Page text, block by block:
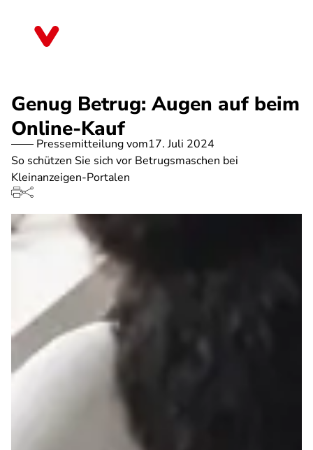
Genug Betrug: Augen auf beim
Online-Kauf
Pressemitteilung vom17. Juli 2024
So schützen Sie sich vor Betrugsmaschen bei
Kleinanzeigen-Portalen